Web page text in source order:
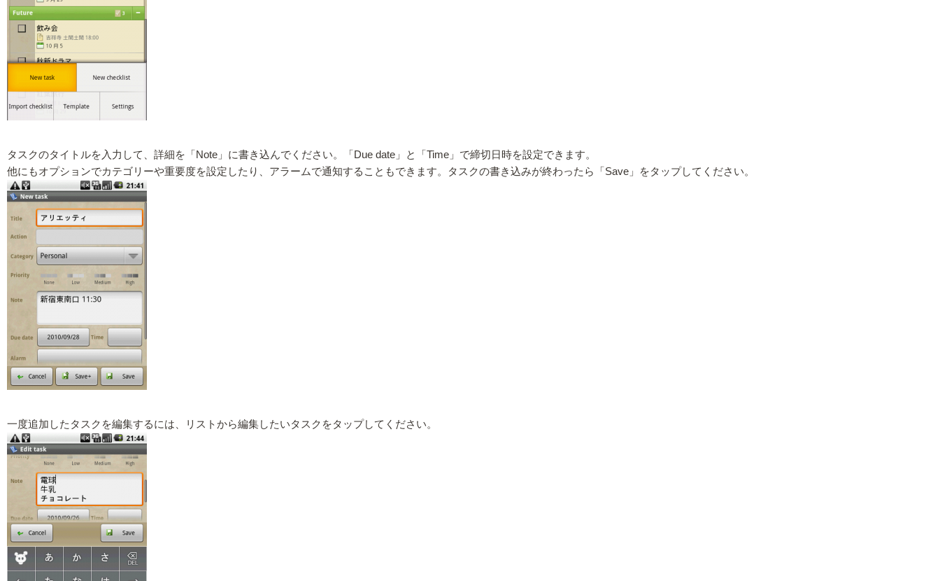
タスクのタイトルを入力して、詳細を「Note」に書き込んでください。「Due date」と「Time」で締切日時を設定できます。
他にもオプションでカテゴリーや重要度を設定したり、アラームで通知することもできます。タスクの書き込みが終わったら「Save」をタップしてください。
一度追加したタスクを編集するには、リストから編集したいタスクをタップしてください。